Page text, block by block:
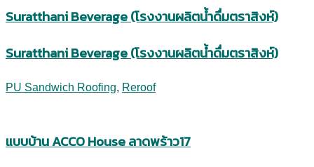
Suratthani Beverage (โรงงานผลิตน้ำดื่มตราสิงห์)
Suratthani Beverage (โรงงานผลิตน้ำดื่มตราสิงห์)
PU Sandwich Roofing, Reroof
แบบบ้าน ACCO House ลาดพร้าว17